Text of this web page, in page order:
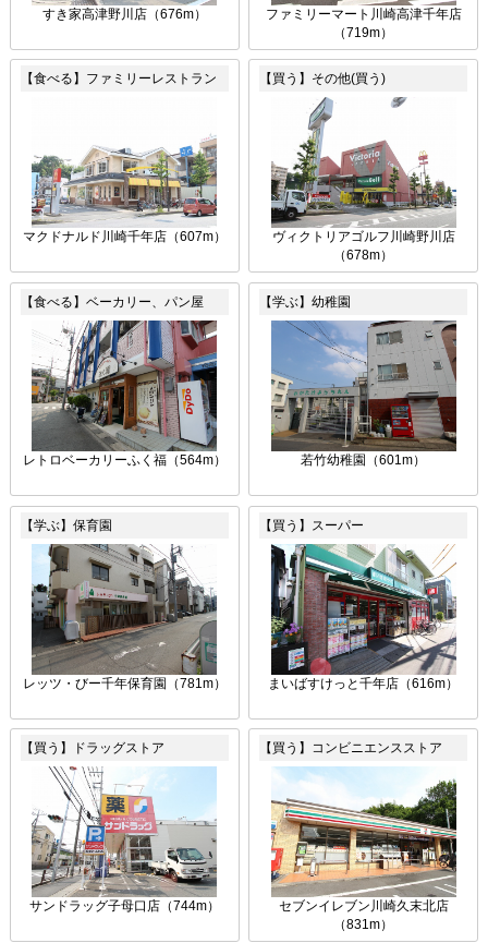
すき家高津野川店（676m）
ファミリーマート川崎高津千年店
（719m）
【食べる】ファミリーレストラン
マクドナルド川崎千年店（607m）
【買う】その他(買う)
ヴィクトリアゴルフ川崎野川店
（678m）
【食べる】ベーカリー、パン屋
レトロベーカリーふく福（564m）
【学ぶ】幼稚園
若竹幼稚園（601m）
【学ぶ】保育園
レッツ・びー千年保育園（781m）
【買う】スーパー
まいばすけっと千年店（616m）
【買う】ドラッグストア
サンドラッグ子母口店（744m）
【買う】コンビニエンスストア
セブンイレブン川崎久末北店
（831m）